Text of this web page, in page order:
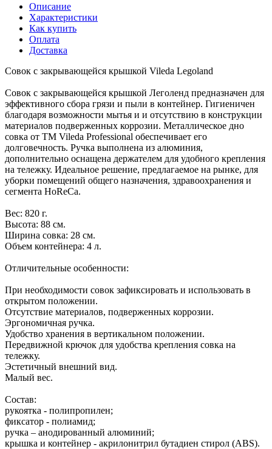
Описание
Характеристики
Как купить
Оплата
Доставка
Совок с закрывающейся крышкой Vileda Legoland
Совок с закрывающейся крышкой Леголенд предназначен для
эффективного сбора грязи и пыли в контейнер. Гигиеничен
благодаря возможности мытья и и отсутствию в конструкции
материалов подверженных коррозии. Металлическое дно
совка от ТМ Vileda Professional обеспечивает его
долговечность. Ручка выполнена из алюминия,
дополнительно оснащена держателем для удобного крепления
на тележку. Идеальное решение, предлагаемое на рынке, для
уборки помещений общего назначения, здравоохранения и
сегмента HoReCa.
Вес: 820 г.
Высота: 88 см.
Ширина совка: 28 см.
Объем контейнера: 4 л.
Отличительные особенности:
При необходимости совок зафиксировать и использовать в
открытом положении.
Отсутствие материалов, подверженных коррозии.
Эргономичная ручка.
Удобство хранения в вертикальном положении.
Передвижной крючок для удобства крепления совка на
тележку.
Эстетичный внешний вид.
Малый вес.
Состав:
рукоятка - полипропилен;
фиксатор - полиамид;
ручка – анодированный алюминий;
крышка и контейнер - акрилонитрил бутадиен стирол (ABS).